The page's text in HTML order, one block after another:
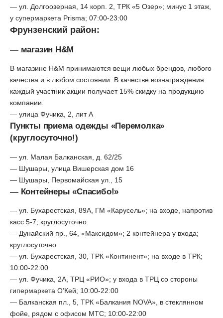
— ул. Долгоозерная, 14 корп. 2, ТРК «5 Озер»; минус 1 этаж,
у супермаркета Prisma; 07:00-23:00
Фрунзенский район:
— магазин H&M
В магазине H&M принимаются вещи любых брендов, любого
качества и в любом состоянии. В качестве вознаграждения
каждый участник акции получает 15% скидку на продукцию
компании.
— улица Фучика, 2, лит А
Пункты приема одежды «Перемолка»
(круглосуточно!)
— ул. Малая Балканская, д. 62/25
— Шушары, улица Вишерская дом 16
— Шушары, Первомайская ул., 15
— Контейнеры «Спасибо!»
— ул. Бухарестская, 89А, ГМ «Карусель»; на входе, напротив
касс 5-7; круглосуточно
— Дунайский пр., 64, «Максидом»; 2 контейнера у входа;
круглосуточно
— ул. Бухарестская, 30, ТРК «Континент»; на входе в ТРК;
10:00-22:00
— ул. Фучика, 2А, ТРЦ «РИО»; у входа в ТРЦ со стороны
гипермаркета О’Кей; 10:00-22:00
— Балканская пл., 5, ТРК «Балкания NOVA», в стеклянном
фойе, рядом с офисом МТС; 10:00-22:00